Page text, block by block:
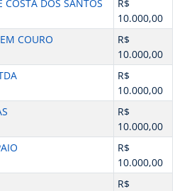
DOS SANTOS
R$
10.000,00
COURO
R$
10.000,00
R$
10.000,00
R$
10.000,00
R$
10.000,00
R$